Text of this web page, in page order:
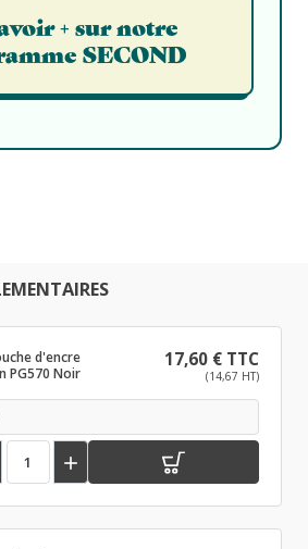
+ sur notre
SECOND
d'encre
PG570 Noir
17,60 € TTC
(14,67 HT)
